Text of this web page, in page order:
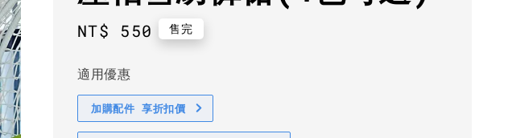
Regular
NT$ 550 售完
適用優惠
加購配件 享折扣價